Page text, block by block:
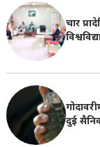
चार
दुई